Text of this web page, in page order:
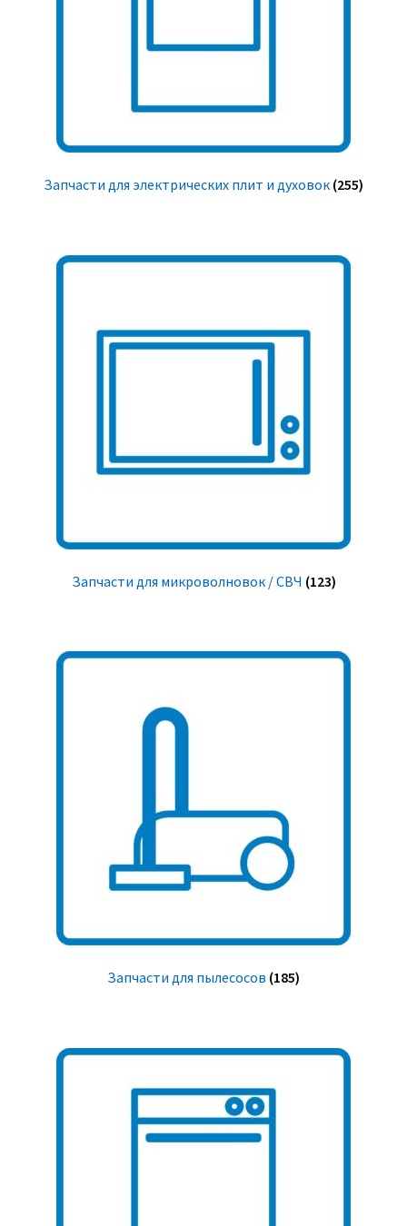
Запчасти для электрических плит и духовок (255)
Запчасти для микроволновок / СВЧ (123)
Запчасти для пылесосов (185)